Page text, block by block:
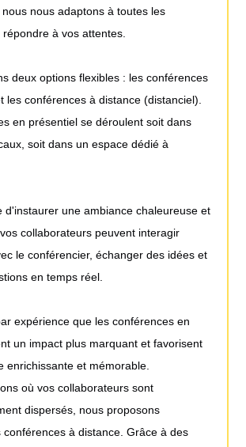
nous adaptons à toutes les
à vos attentes.
deux options flexibles : les conférences
les conférences à distance (distanciel).
en présentiel se déroulent soit dans
soit dans un espace dédié à
d'instaurer une ambiance chaleureuse et
collaborateurs peuvent interagir
le conférencier, échanger des idées et
en temps réel.
expérience que les conférences en
un impact plus marquant et favorisent
enrichissante et mémorable.
où vos collaborateurs sont
dispersés, nous proposons
conférences à distance. Grâce à des